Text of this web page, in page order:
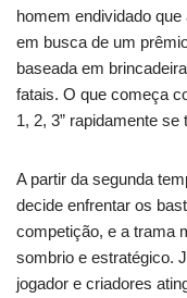
homem endividado
em busca de um
baseada em
fatais. O que começa
1, 2, 3” rapidamente
A partir da segunda
decide enfrentar os
competição, e a trama
sombrio e estratégico.
jogador e criadores